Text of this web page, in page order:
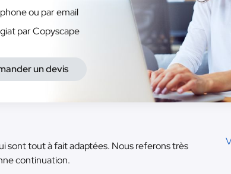
ou par email
par Copyscape
un devis
sont tout à fait adaptées. Nous referons très
continuation.